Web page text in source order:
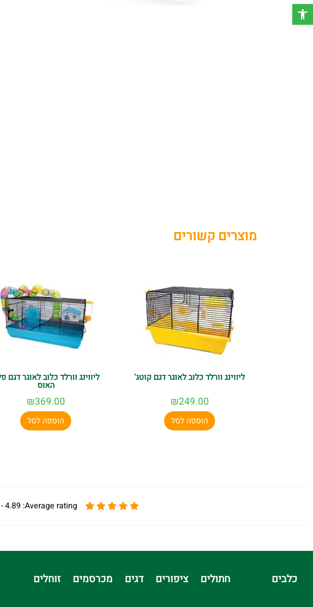
פתח סרגל נגישות
מוצרים קשורים
ליווינג וורלד כלוב לאוגר דגם קוטג'
₪249.00
הוספה לסל
ליווינג וורלד כלוב לאוגר דגם
האוס
₪369.00
הוספה לסל
Average rating:
4.89 -
כלבים חתולים ציפורים דגים מכרסמים זוחלים